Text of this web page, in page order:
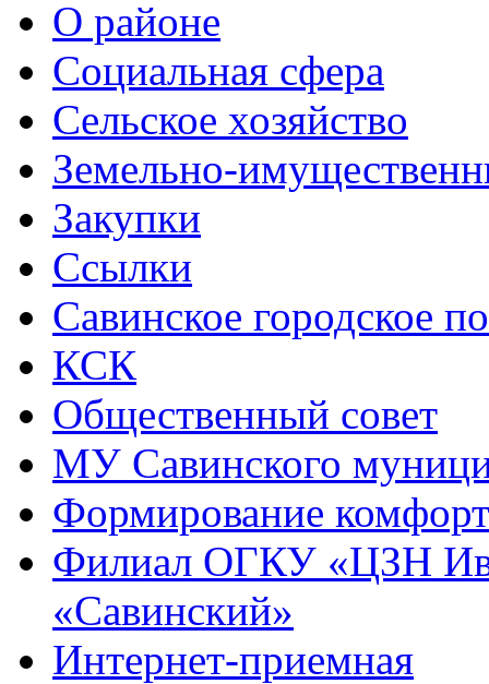
О районе
Социальная сфера
Сельское хозяйство
Земельно-
Закупки
Ссылки
Савинское городское
КСК
Общественный совет
МУ Савинского
Формирование
Филиал ОГКУ «ЦЗН
«Савинский»
Интернет-приемная